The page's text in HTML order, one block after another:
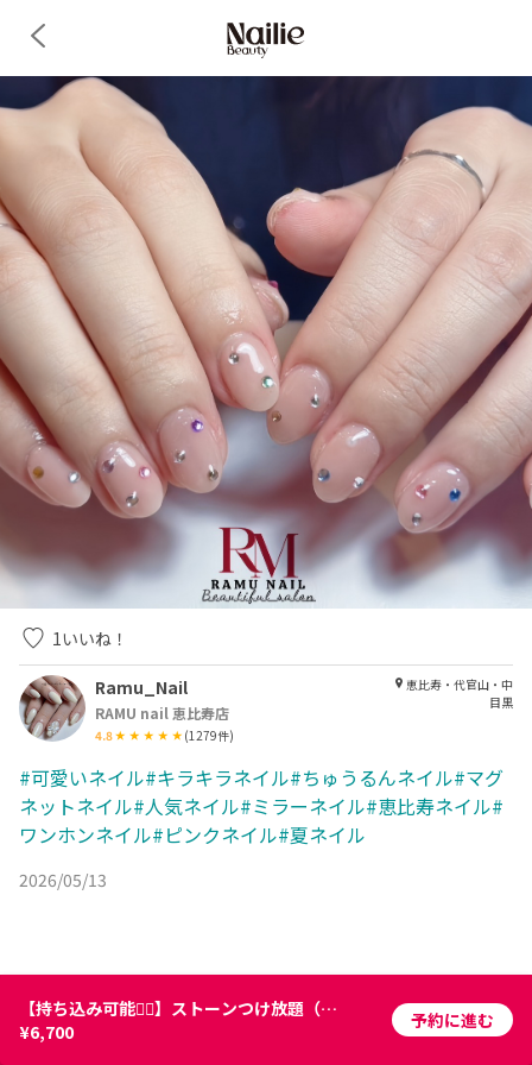
1いいね！
Ramu_Nail
RAMU nail 恵比寿店
4.8 (1279件)
恵比寿・代官山・中
目黒
#可愛いネイル#キラキラネイル#ちゅうるんネイル#マグ
ネットネイル#人気ネイル#ミラーネイル#恵比寿ネイル#
ワンホンネイル#ピンクネイル#夏ネイル
2026/05/13
【持ち込み可能🙆‍♀️】ストーンつけ放題（ワンカラーコース）🍀 ⏰90
¥6,700
予約に進む